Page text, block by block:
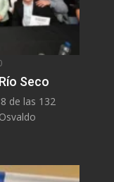
Seco
de las 132